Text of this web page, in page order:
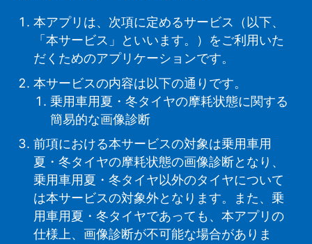
本アプリは、次項に定めるサービス（以下、
「本サービス」といいます。）をご利用いた
だくためのアプリケーションです。
本サービスの内容は以下の通りです。
乗用車用夏・冬タイヤの摩耗状態に関する
簡易的な画像診断
前項における本サービスの対象は乗用車用
夏・冬タイヤの摩耗状態の画像診断となり、
乗用車用夏・冬タイヤ以外のタイヤについて
は本サービスの対象外となります。また、乗
用車用夏・冬タイヤであっても、本アプリの
仕様上、画像診断が不可能な場合がありま